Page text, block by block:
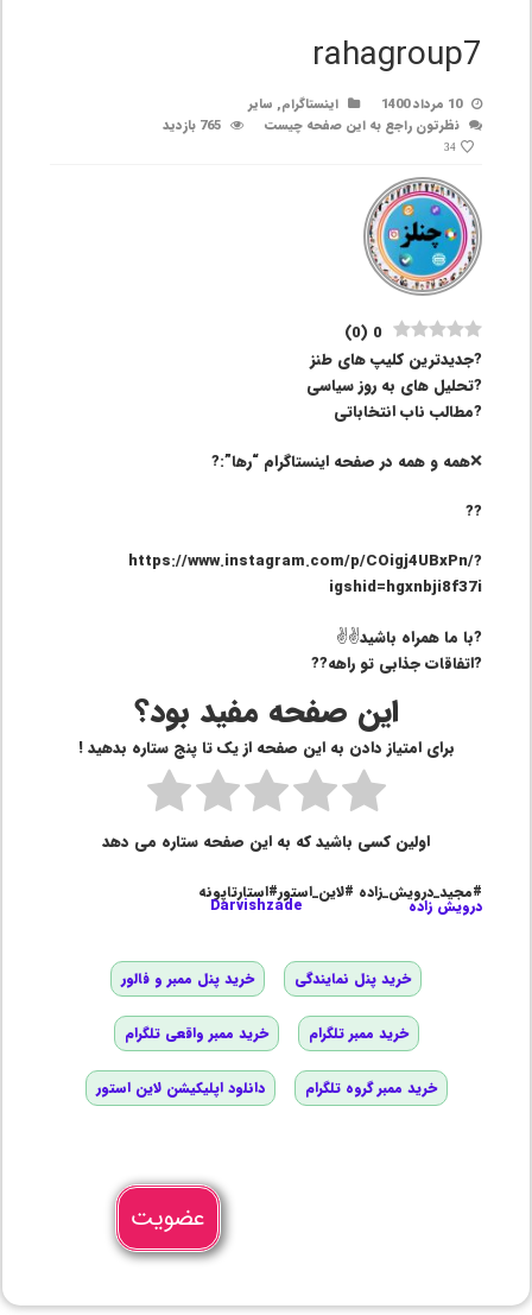
rahagroup7
10 مرداد 1400 اینستاگرام, سایر
نظرتون راجع به این صفحه چیست
765 بازدید
34
0
(
0
)
?جدیدترین کلیپ های طنز
?تحلیل های به روز سیاسی
?مطالب ناب انتخاباتی
❌همه و همه در صفحه اینستاگرام “رها”:?
??
https://www.instagram.com/p/COigj4UBxPn/?
igshid=hgxnbji8f37i
?با ما همراه باشید✌️✌️
?اتفاقات جذابی تو راهه??
این صفحه مفید بود؟
برای امتیاز دادن به این صفحه از یک تا پنج ستاره بدهید !
اولین کسی باشید که به این صفحه ستاره می دهد
#مجید_درویش_زاده #لاین_استور#استارتاپونه
درویش زاده Darvishzade
خرید پنل نمایندگی خرید پنل ممبر و فالور
خرید ممبر تلگرام خرید ممبر واقعی تلگرام
خرید ممبر گروه تلگرام دانلود اپلیکیشن لاین استور
عضویت